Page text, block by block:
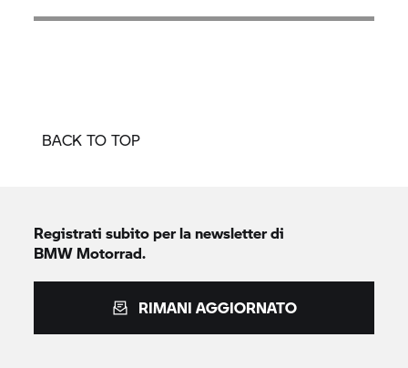
BACK TO TOP
Registrati subito per la newsletter di
BMW Motorrad.
RIMANI AGGIORNATO